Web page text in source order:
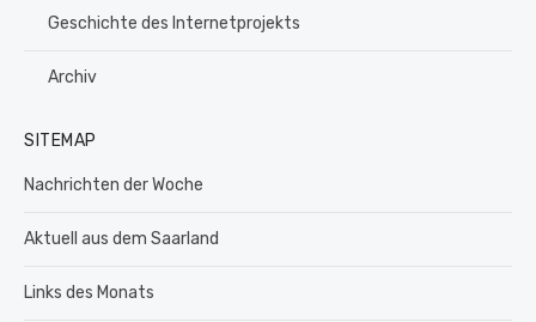
Geschichte des Internetprojekts
Archiv
SITEMAP
Nachrichten der Woche
Aktuell aus dem Saarland
Links des Monats